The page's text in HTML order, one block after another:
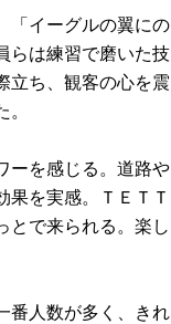
「イーグルの翼にの
らは練習で磨いた技
立ち、観客の心を震
ーを感じる。道路や
果を実感。ＴＥＴＴ
とで来られる。楽し
番人数が多く、きれ